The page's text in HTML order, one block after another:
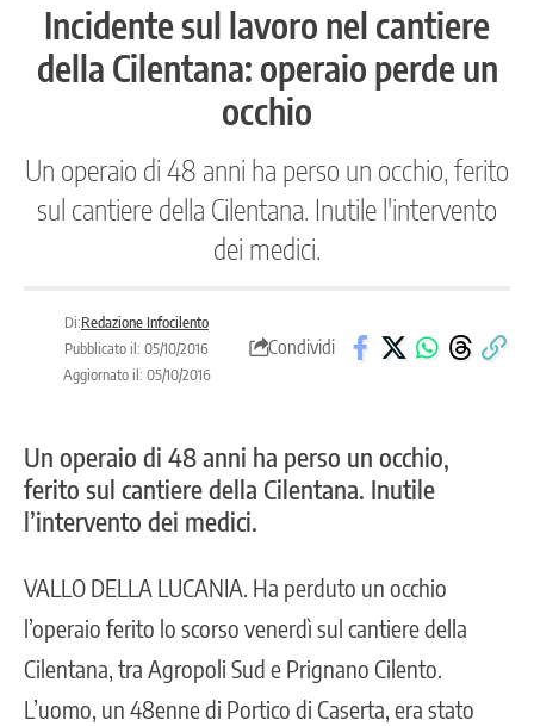
Incidente sul lavoro nel cantiere
della Cilentana: operaio perde un
occhio
Un operaio di 48 anni ha perso un occhio, ferito
sul cantiere della Cilentana. Inutile l'intervento
dei medici.
Di:Redazione Infocilento
Pubblicato il: 05/10/2016
Aggiornato il: 05/10/2016
Condividi
Un operaio di 48 anni ha perso un occhio,
ferito sul cantiere della Cilentana. Inutile
l’intervento dei medici.
VALLO DELLA LUCANIA . Ha perduto un occhio
l’operaio ferito lo scorso venerdì sul cantiere della
Cilentana , tra Agropoli Sud e Prignano Cilento.
L’uomo, un 48enne di Portico di Caserta, era stato